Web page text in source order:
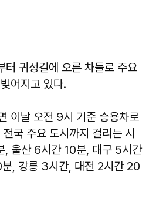
터 귀성길에 오른 차들로 주요
어지고 있다.
이날 오전 9시 기준 승용차로
국 주요 도시까지 걸리는 시
울산 6시간 10분, 대구 5시간
, 강릉 3시간, 대전 2시간 20